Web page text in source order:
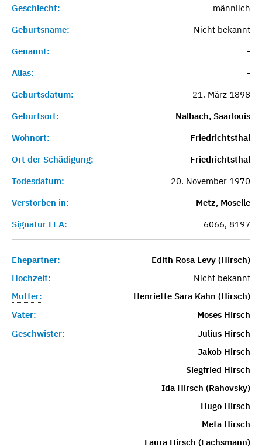
Geschlecht:
männlich
Geburtsname:
Nicht bekannt
Genannt:
-
Alias:
-
Geburtsdatum:
21. März 1898
Geburtsort:
Nalbach, Saarlouis
Wohnort:
Friedrichtsthal
Ort der Schädigung:
Friedrichtsthal
Todesdatum:
20. November 1970
Verstorben in:
Metz, Moselle
Signatur LEA:
6066, 8197
Ehepartner:
Edith Rosa Levy (Hirsch)
Hochzeit:
Nicht bekannt
Mutter:
Henriette Sara Kahn (Hirsch)
Vater:
Moses Hirsch
Geschwister:
Julius Hirsch
Jakob Hirsch
Siegfried Hirsch
Ida Hirsch (Rahovsky)
Hugo Hirsch
Meta Hirsch
Laura Hirsch (Lachsmann)